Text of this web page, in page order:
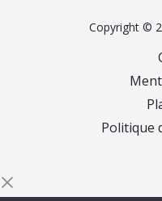
Copyright ©
Politique